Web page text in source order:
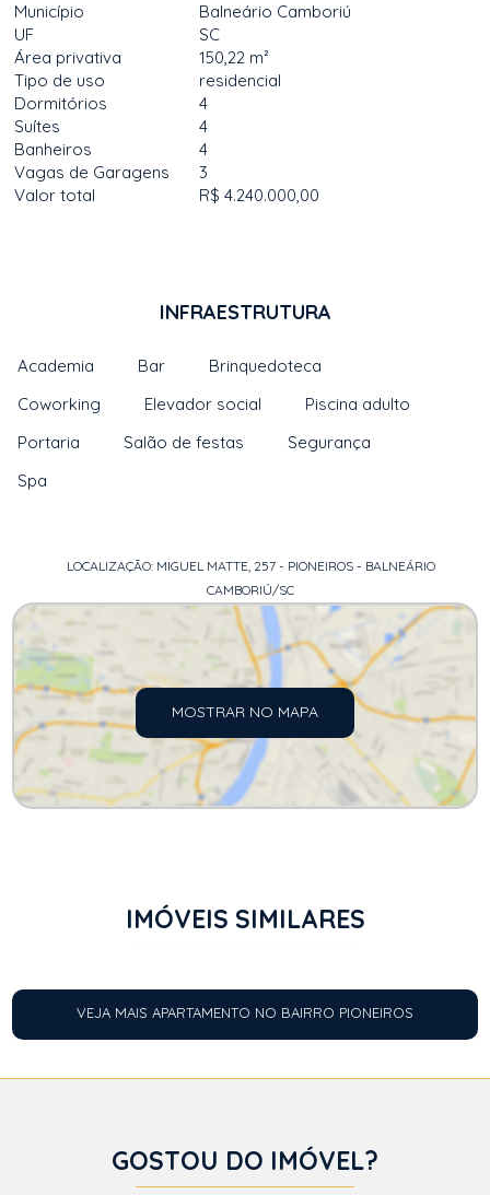
Município
Balneário Camboriú
UF
SC
Área privativa
150,22 m²
Tipo de uso
residencial
Dormitórios
4
Suítes
4
Banheiros
4
Vagas de Garagens
3
Valor total
R$ 4.240.000,00
INFRAESTRUTURA
Academia Bar
Brinquedoteca
Coworking
Elevador social
Piscina adulto
Portaria
Salão de festas
Segurança
Spa
LOCALIZAÇÃO: MIGUEL MATTE, 257 - PIONEIROS - BALNEÁRIO
CAMBORIÚ/SC
MOSTRAR NO MAPA
IMÓVEIS SIMILARES
VEJA MAIS APARTAMENTO NO BAIRRO PIONEIROS
GOSTOU DO IMÓVEL?